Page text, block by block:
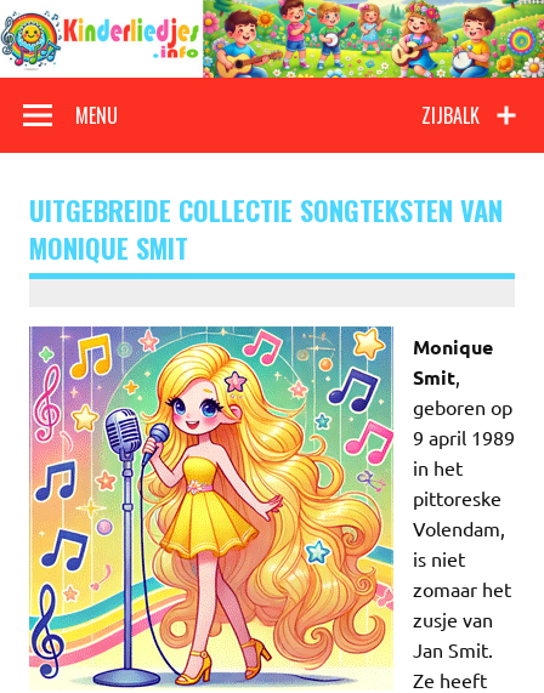
Doorgaan
naar
inhoud
Kinderliedjes
ZIJBALK
MENU
UITGEBREIDE COLLECTIE SONGTEKSTEN VAN
MONIQUE SMIT
Monique
Smit
geboren op
9 april 1989
in het
pittoreske
Volendam,
is niet
zomaar het
zusje van
Jan Smit.
Ze heeft